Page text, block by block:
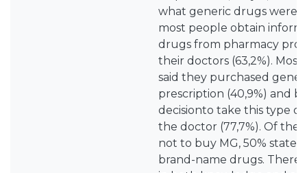
what generic drugs were.
most people obtain
drugs from pharmacy
their doctors (63,2%).
said they purchased
prescription (40,9%) and
decisionto take this type
the doctor (77,7%). Of the
not to buy MG, 50% state
brand-name drugs. There